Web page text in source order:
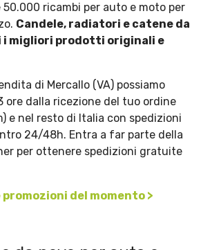
ricambi per auto e moto per
Candele, radiatori e catene da
i migliori prodotti originali e
di Mercallo (VA) possiamo
ore dalla ricezione del tuo ordine
e nel resto di Italia con spedizioni
24/48h. Entra a far parte della
per ottenere spedizioni gratuite
del momento >